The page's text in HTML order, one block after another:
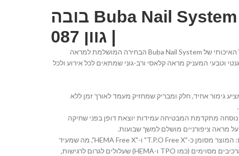
לק ג'ל Buba Nail System בובה
| גוון 087
הכירי את לק הג'ל האיכותי של Buba Nail System הבחירה המושלמת למראה
וטבעי המעניק מראה קלאסי ורב-גוני שמתאים לכל אירוע ולכל
גימור אחיד, חלק ומבריק שמחזיק מעמד לאורך זמן ללא
נוסחה מתקדמת המבטיחה עמידות יוצאת דופן בפני שחיקה
מראה ציפורניים מושלם למשך שבועות.
• נוסחה ידידותית: המוצר מסומן כ-"T.P.O Free X" ו-"HEMA Free X", מה שמעיד
על נוסחה נקייה מרכיבים מסוימים (כמו TPO ו-HEMA) שעלולים לגרום לרגישות,